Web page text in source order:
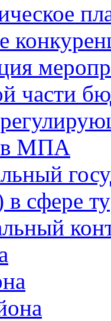
части
МПА
в сфере